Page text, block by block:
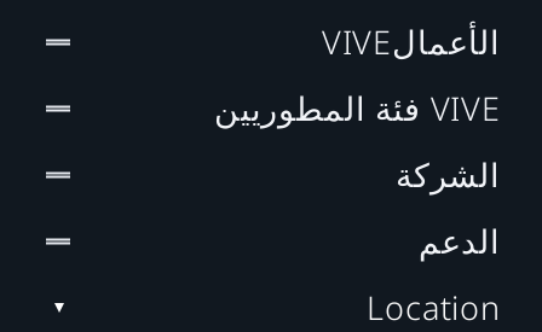
الأعمالVIVE
VIVE فئة المطوريين
الشركة
الدعم
Location